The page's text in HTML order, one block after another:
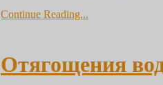
Continue Reading...
Отягощения